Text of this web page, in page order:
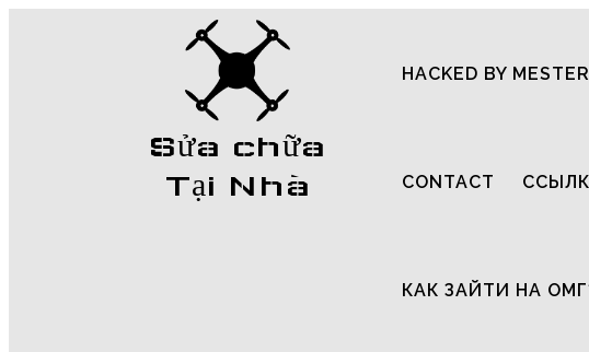
Sửa chữa
Tại Nhà
HACKED BY
CONTACT
КАК ЗАЙТИ НА